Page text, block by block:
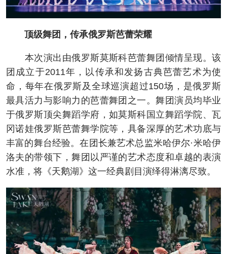
顶级舞团，传承俄罗斯芭蕾荣耀
本次演出由俄罗斯莫斯科芭蕾舞团倾情呈现。该
团成立于2011年，以传承和发扬古典芭蕾艺术为使
命，每年在俄罗斯及全球巡演超过150场，是俄罗斯
最具活力与影响力的芭蕾舞团之一。舞团演员均毕业
于俄罗斯顶尖舞蹈学府，如莫斯科国立舞蹈学院、瓦
冈诺娃俄罗斯芭蕾舞学院等，具备深厚的艺术功底与
丰富的舞台经验。在团长兼艺术总监米哈伊尔·米哈伊
洛夫的带领下，舞团以严谨的艺术态度和卓越的表演
水准，将《天鹅湖》这一经典剧目演绎得淋漓尽致。